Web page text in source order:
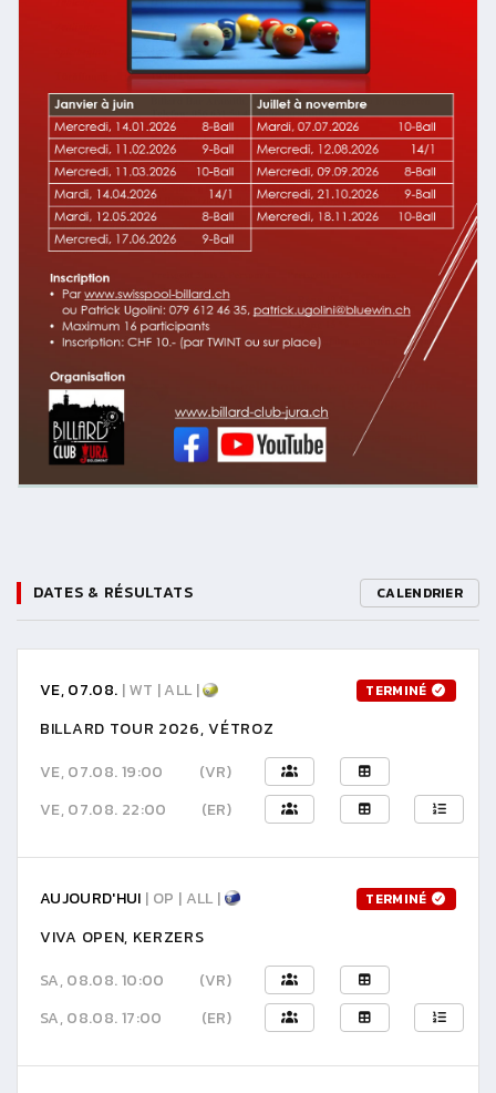
DATES & RÉSULTATS CALENDRIER
VE, 07.08. | WT | ALL | TERMINÉ
BILLARD TOUR 2026, VÉTROZ
VE, 07.08. 19:00
(VR)
VE, 07.08. 22:00
(ER)
AUJOURD'HUI | OP | ALL | TERMINÉ
VIVA OPEN, KERZERS
SA, 08.08. 10:00
(VR)
SA, 08.08. 17:00
(ER)